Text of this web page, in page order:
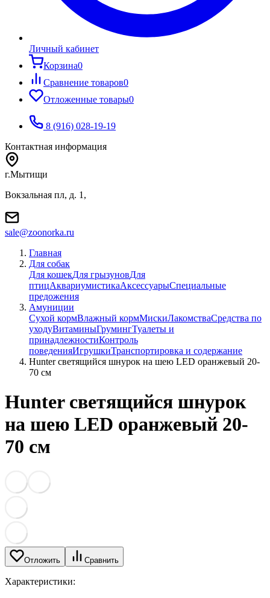
Личный кабинет
Корзина0
Сравнение товаров0
Отложенные товары0
8 (916) 028-19-19
Контактная информация
г.Мытищи
Вокзальная пл, д. 1,
sale@zoonorka.ru
Главная
Для собак
Для кошекДля грызуновДля
птицАквариумистикаАксессуарыСпециальные
предожения
Амуниции
Сухой кормВлажный кормМискиЛакомстваСредства по
уходуВитаминыГрумингТуалеты и
принадлежностиКонтроль
поведенияИгрушкиТранспортировка и содержание
Hunter cветящийся шнурок на шею LED оранжевый 20-
70 см
Hunter cветящийся шнурок
на шею LED оранжевый 20-
70 см
Отложить Сравнить
Характеристики: